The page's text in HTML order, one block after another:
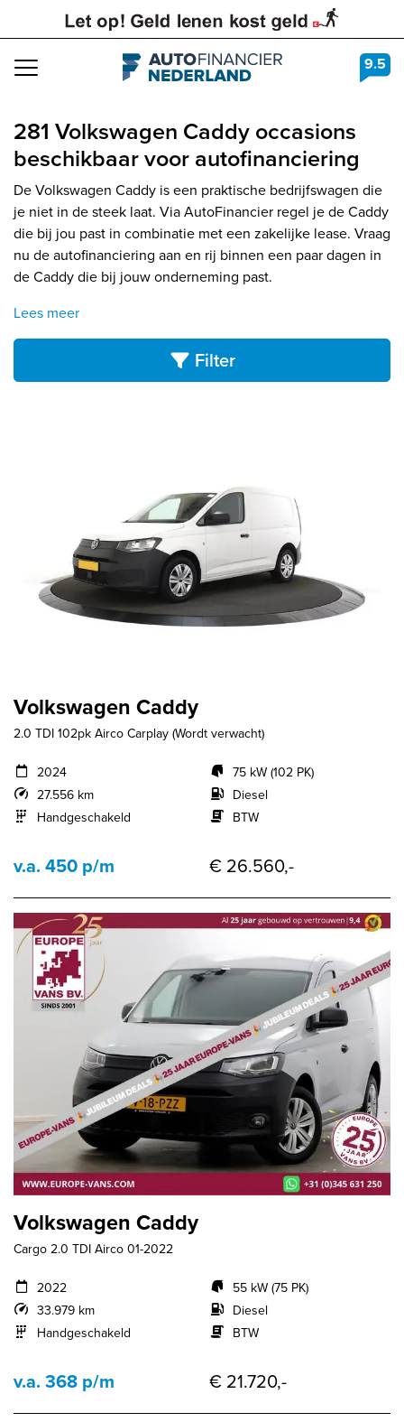
Navigation 9.5
281 Volkswagen Caddy occasions
beschikbaar voor autofinanciering
De Volkswagen Caddy is een praktische bedrijfswagen die
je niet in de steek laat. Via AutoFinancier regel je de Caddy
die bij jou past in combinatie met een zakelijke lease. Vraag
nu de autofinanciering aan en rij binnen een paar dagen in
de Caddy die bij jouw onderneming past.
Lees meer
Filter
Volkswagen Caddy
2.0 TDI 102pk Airco Carplay (Wordt verwacht)
2024
27.556 km
Handgeschakeld
75 kW (102 PK)
Diesel
BTW
v.a. 450 p/m € 26.560,-
Volkswagen Caddy
Cargo 2.0 TDI Airco 01-2022
2022
33.979 km
Handgeschakeld
55 kW (75 PK)
Diesel
BTW
v.a. 368 p/m € 21.720,-